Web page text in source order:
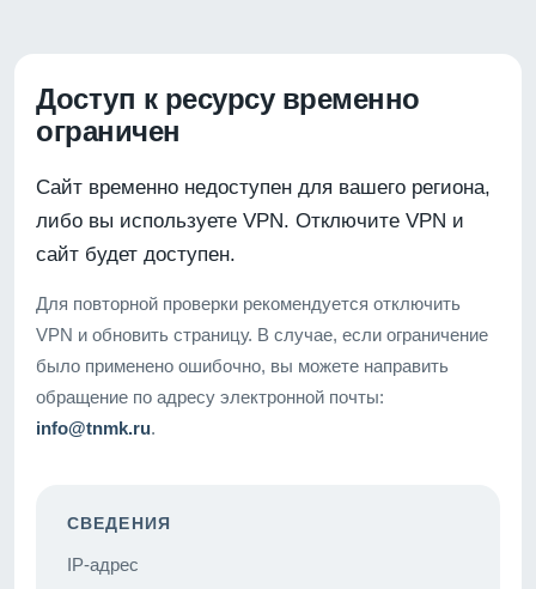
Доступ к ресурсу временно
ограничен
Сайт временно недоступен для вашего региона,
либо вы используете VPN. Отключите VPN и
сайт будет доступен.
Для повторной проверки рекомендуется отключить
VPN и обновить страницу. В случае, если ограничение
было применено ошибочно, вы можете направить
обращение по адресу электронной почты:
info@tnmk.ru.
СВЕДЕНИЯ
IP-адрес